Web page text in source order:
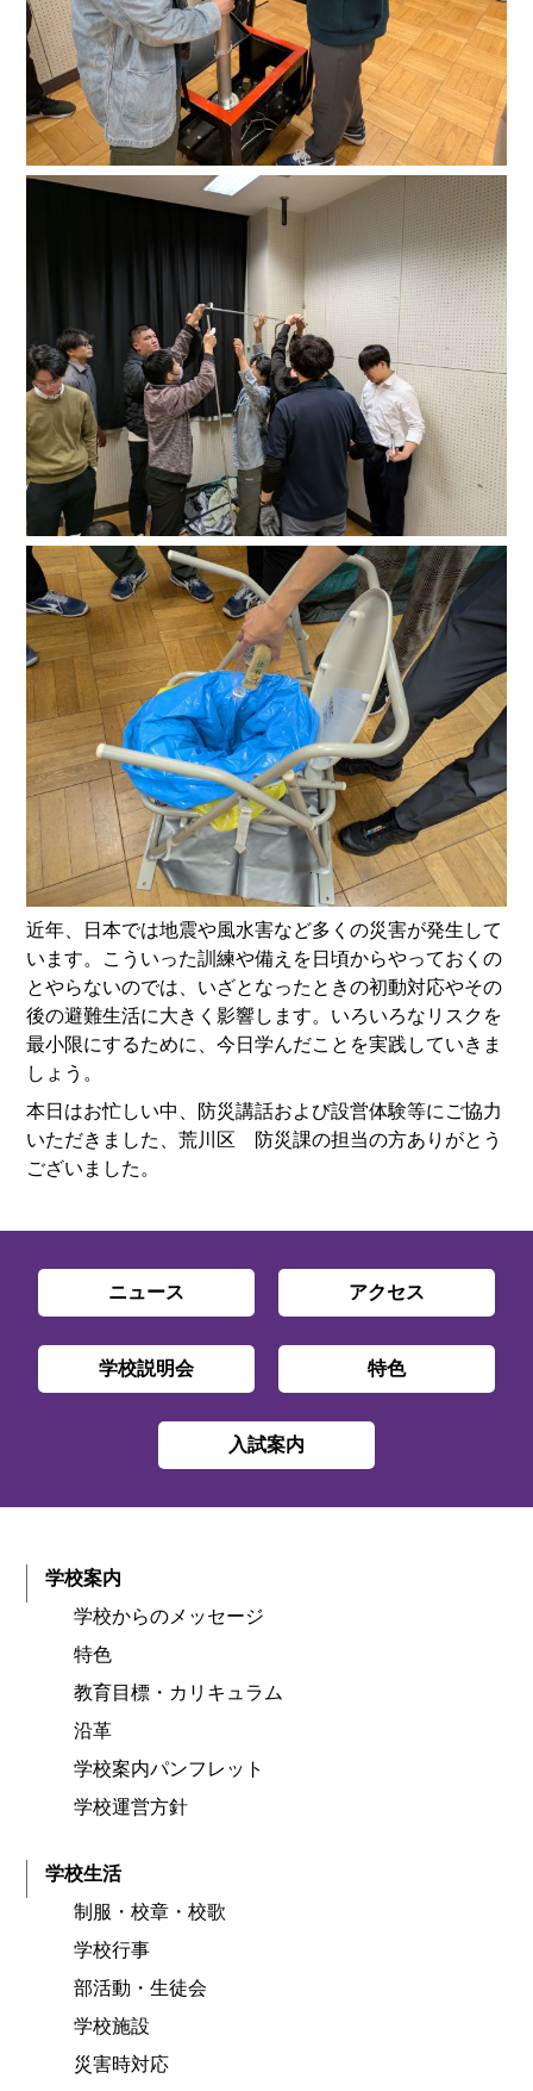
近年、日本では地震や風水害など多くの災害が発生して
います。こういった訓練や備えを日頃からやっておくの
とやらないのでは、いざとなったときの初動対応やその
後の避難生活に大きく影響します。いろいろなリスクを
最小限にするために、今日学んだことを実践していきま
しょう。
本日はお忙しい中、防災講話および設営体験等にご協力
いただきました、荒川区 防災課の担当の方ありがとう
ございました。
ニュース アクセス
学校説明会 特色
入試案内
学校案内
学校からのメッセージ
特色
教育目標・カリキュラム
沿革
学校案内パンフレット
学校運営方針
学校生活
制服・校章・校歌
学校行事
部活動・生徒会
学校施設
災害時対応